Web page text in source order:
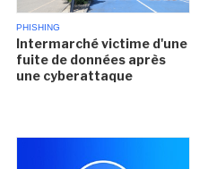
PHISHING
Intermarché victime d'une
fuite de données après
une cyberattaque